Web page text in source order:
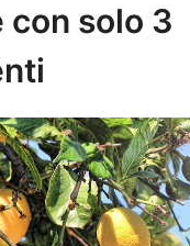
con solo 3